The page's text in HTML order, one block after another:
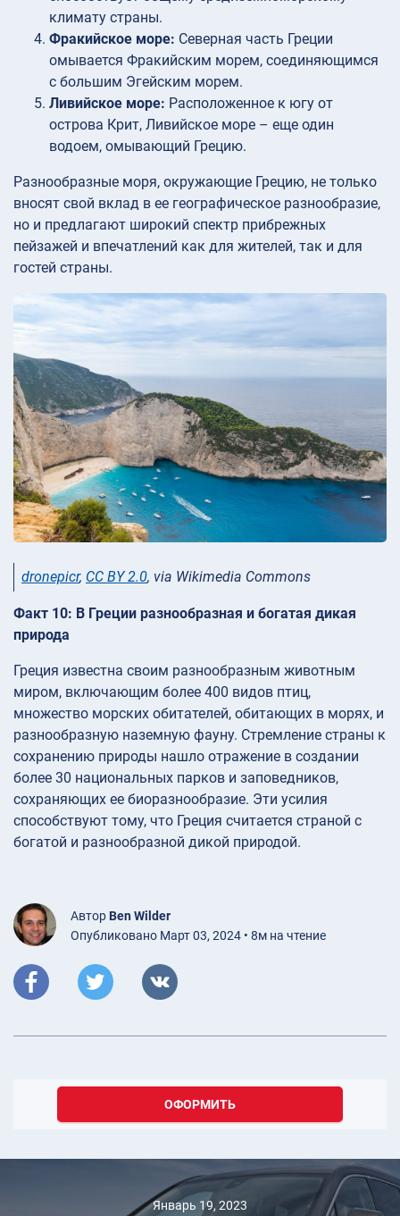
климату страны.
Фракийское море: Северная часть Греции
омывается Фракийским морем, соединяющимся
с большим Эгейским морем.
Ливийское море: Расположенное к югу от
острова Крит, Ливийское море – еще один
водоем, омывающий Грецию.
Разнообразные моря, окружающие Грецию, не только
вносят свой вклад в ее географическое разнообразие,
но и предлагают широкий спектр прибрежных
пейзажей и впечатлений как для жителей, так и для
гостей страны.
dronepicr, CC BY 2.0, via Wikimedia Commons
Факт 10: В Греции разнообразная и богатая дикая
природа
Греция известна своим разнообразным животным
миром, включающим более 400 видов птиц,
множество морских обитателей, обитающих в морях, и
разнообразную наземную фауну. Стремление страны к
сохранению природы нашло отражение в создании
более 30 национальных парков и заповедников,
сохраняющих ее биоразнообразие. Эти усилия
способствуют тому, что Греция считается страной с
богатой и разнообразной дикой природой.
Автор Ben Wilder
Опубликовано Март 03, 2024 • 8м на чтение
ОФОРМИТЬ
Январь 19, 2023